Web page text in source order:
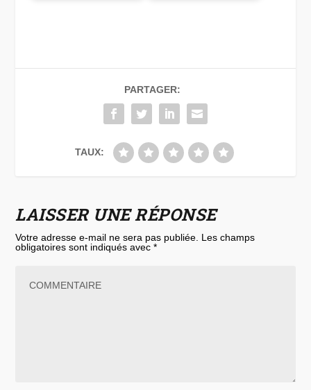
PARTAGER:
TAUX:
LAISSER UNE RÉPONSE
Votre adresse e-mail ne sera pas publiée. Les champs
obligatoires sont indiqués avec*